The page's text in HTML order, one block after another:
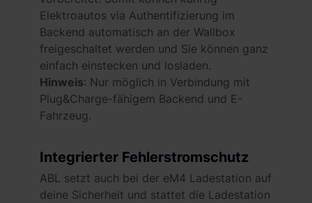
soziale Medien, Werbung und Analysen weiter. Unsere
Partner führen diese Informationen möglicherweise mit
weiteren Daten zusammen, die du ihnen bereitgestellt
hast oder die sie im Rahmen deiner Nutzung der Dienste
gesammelt haben. Weitere Informationen findest du in
unserer
Datenschutzerklärung
und unserem
Impressum
Elektroautos via Authentifizierung im
Backend automatisch an der Wallbox
freigeschaltet werden und Sie können ganz
einfach einstecken und losladen.
Hinweis: Nur möglich in Verbindung mit
Plug&Charge-fähigem Backend und E-
Fahrzeug.
Integrierter Fehlerstromschutz
ABL setzt auch bei der eM4 Ladestation auf
deine Sicherheit und stattet die Ladestation